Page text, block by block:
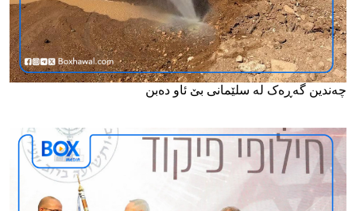
چەندین گەڕەک لە سلێمانی بێ ئاو دەبن